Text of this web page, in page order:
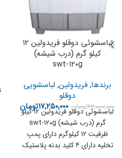
لباسشوئی دوقلو فریدولین ۱۲
کیلو گرم (درب شیشه)
swt-۱۲۰g
برندها, فریدولین, لباسشویی
دوقلو
۲۲,۰۰۰,۰۰۰تومان ۱۷,۲۵۰,۰۰۰تومان
لباسشوئی دوقلو فریدولین ۱۲ کیلو
گرم (درب شیشه) swt-120g
ظرفیت ۱۲ کیلوگرم دارای پمپ
تخلیه دارای ۴ کلید بدنه پلاستیک